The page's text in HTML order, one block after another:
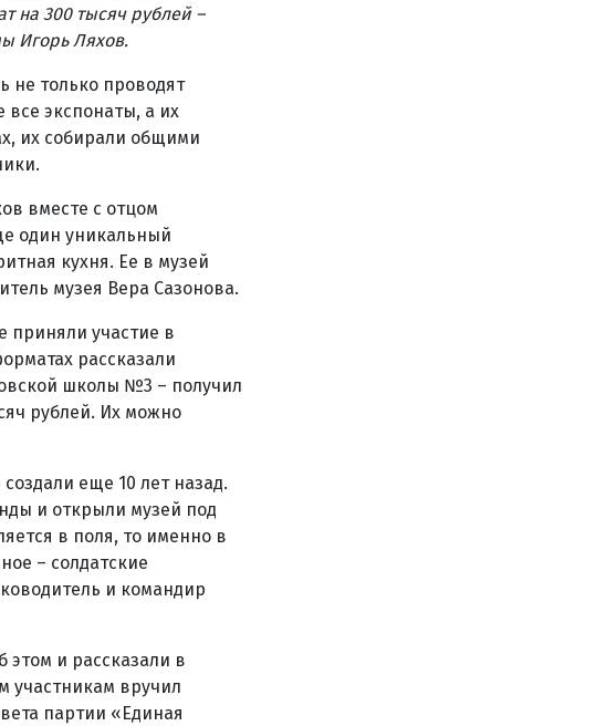
на 300 тысяч рублей –
Игорь Ляхов.
не только проводят
все экспонаты, а их
их собирали общими
вместе с отцом
один уникальный
кухня. Ее в музей
музея Вера Сазонова.
приняли участие в
рассказали
школы №3 – получил
рублей. Их можно
еще 10 лет назад.
и открыли музей под
в поля, то именно в
– солдатские
и командир
и рассказали в
участникам вручил
партии «Единая